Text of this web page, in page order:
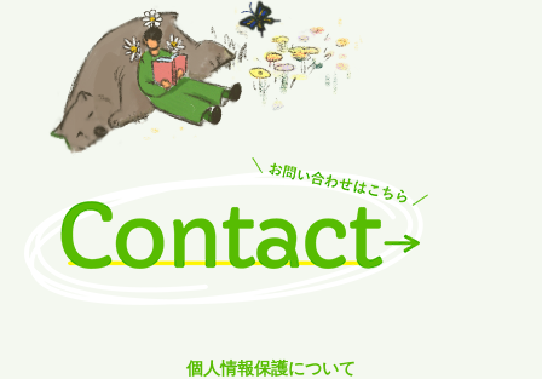
個人情報保護について